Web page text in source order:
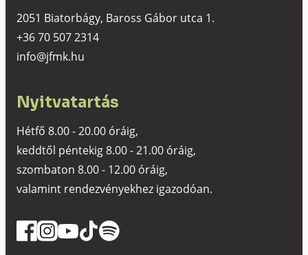
2051 Biatorbágy, Baross Gábor utca 1.
+36 70 507 2314
info@jfmk.hu
Nyitvatartás
Hétfő 8.00 - 20.00 óráig,
keddtől péntekig 8.00 - 21.00 óráig,
szombaton 8.00 - 12.00 óráig,
valamint rendezvényekhez igazodóan.